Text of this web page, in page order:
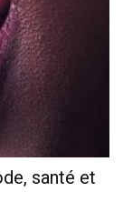
santé et